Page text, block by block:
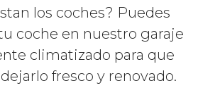
los coches? Puedes
coche en nuestro garaje
climatizado para que
fresco y renovado.